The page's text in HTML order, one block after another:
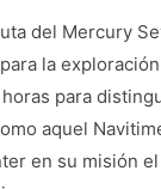
del Mercury
la
para
aquel
en su misión